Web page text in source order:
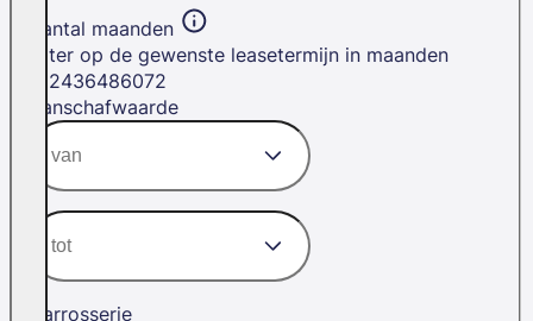
Aantal maanden
Filter op de gewenste leasetermijn in maanden
2436486072
Aanschafwaarde
Carrosserie